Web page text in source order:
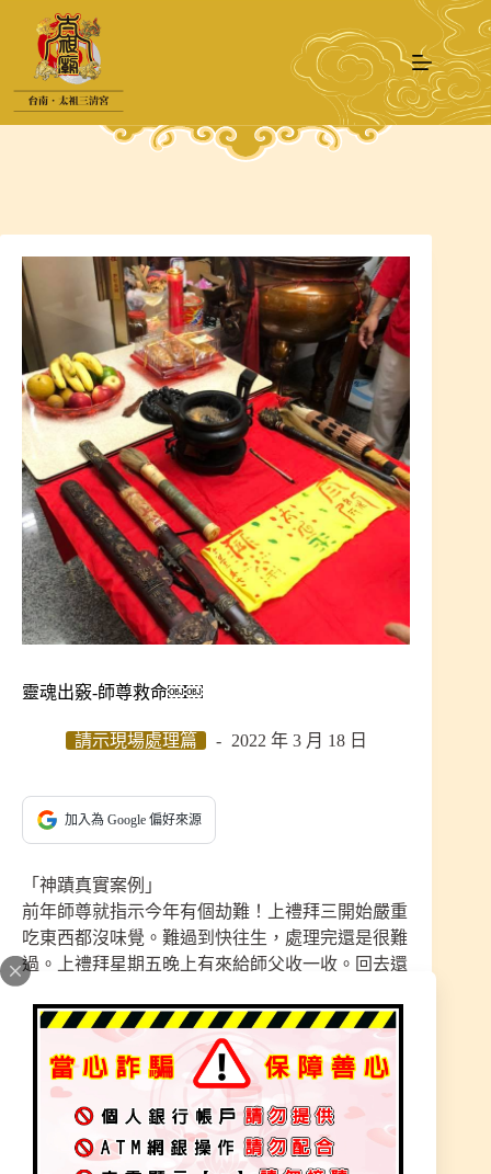
要
靈魂出竅-師尊救命￼￼
請示現場處理篇 2022 年 3 月 18 日
加入為 Google 偏好來源
「神蹟真實案例」
前年師尊就指示今年有個劫難！上禮拜三開始嚴重
吃東西都沒味覺。難過到快往生，處理完還是很難
過。上禮拜星期五晚上有來給師父收一收。回去還
是沒有很好，說話都快沒聲音。然後就夢到有神帶
他下去地府，看到自己肉身已跪在神明前在審判！
地府神訴說你只剩一年壽命。
靈魂都往外脫出，看見老老的一位、後面有火圈、
拿著扇子，大哥問祂是誰，祂說我是太上道祖（就
是本宮道祖），你還剩五年壽命只要好好行善積